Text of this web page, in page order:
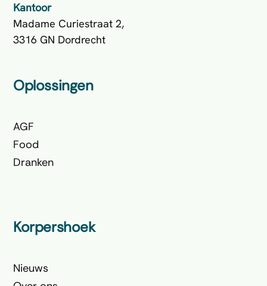
Korpershoek
Nieuws
Oplossingen
AGF
Food
Dranken
Kantoor
Madame Curiestraat 2,
3316 GN Dordrecht